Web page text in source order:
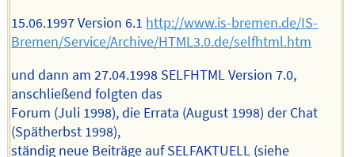
15.06.1997 Version 6.1 http://www.is-bremen.de/IS-
Bremen/Service/Archive/HTML3.0.de/selfhtml.htm
und dann am 27.04.1998 SELFHTML Version 7.0,
anschließend folgten das
Forum (Juli 1998), die Errata (August 1998) der Chat
(Spätherbst 1998),
ständig neue Beiträge auf SELFAKTUELL (siehe